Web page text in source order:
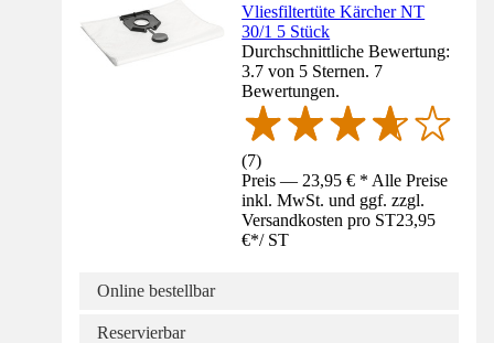
Vliesfiltertüte Kärcher NT
30/1 5 Stück
Durchschnittliche Bewertung:
3.7 von 5 Sternen. 7
Bewertungen.
(7)
Preis — 23,95 € * Alle Preise
inkl. MwSt. und ggf. zzgl.
Versandkosten pro ST23,95
€*/ ST
Online bestellbar
Reservierbar